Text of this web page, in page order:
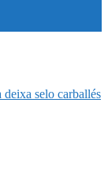
deixa selo carballés